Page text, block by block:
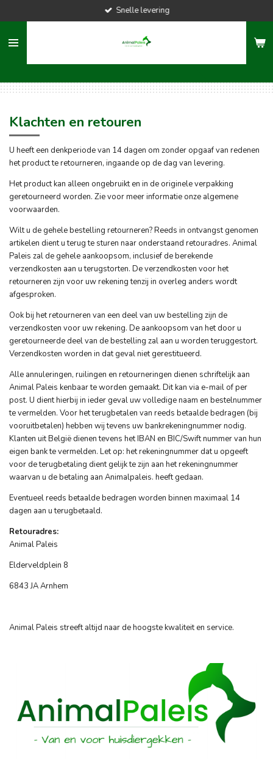
naar
hoofdinhoud
Snelle levering
Klachten en retouren
U heeft een denkperiode van 14 dagen om zonder opgaaf van redenen
het product te retourneren, ingaande op de dag van levering.
Het product kan alleen ongebruikt en in de originele verpakking
geretourneerd worden. Zie voor meer informatie onze algemene
voorwaarden.
Wilt u de gehele bestelling retourneren? Reeds in ontvangst genomen
artikelen dient u terug te sturen naar onderstaand retouradres. Animal
Paleis zal de gehele aankoopsom, inclusief de berekende
verzendkosten aan u terugstorten. De verzendkosten voor het
retourneren zijn voor uw rekening tenzij in overleg anders wordt
afgesproken.
Ook bij het retourneren van een deel van uw bestelling zijn de
verzendkosten voor uw rekening. De aankoopsom van het door u
geretourneerde deel van de bestelling zal aan u worden teruggestort.
Verzendkosten worden in dat geval niet gerestitueerd.
Alle annuleringen, ruilingen en retourneringen dienen schriftelijk aan
Animal Paleis kenbaar te worden gemaakt. Dit kan via e-mail of per
post. U dient hierbij in ieder geval uw volledige naam en bestelnummer
te vermelden. Voor het terugbetalen van reeds betaalde bedragen (bij
vooruitbetalen) hebben wij tevens uw bankrekeningnummer nodig.
Klanten uit België dienen tevens het IBAN en BIC/Swift nummer van hun
eigen bank te vermelden. Let op: het rekeningnummer dat u opgeeft
voor de terugbetaling dient gelijk te zijn aan het rekeningnummer
waarvan u de betaling aan Animalpaleis. heeft gedaan.
Eventueel reeds betaalde bedragen worden binnen maximaal 14
dagen aan u terugbetaald.
Retouradres:
Animal Paleis
Elderveldplein 8
6843 JA Arnhem
Animal Paleis streeft altijd naar de hoogste kwaliteit en service.